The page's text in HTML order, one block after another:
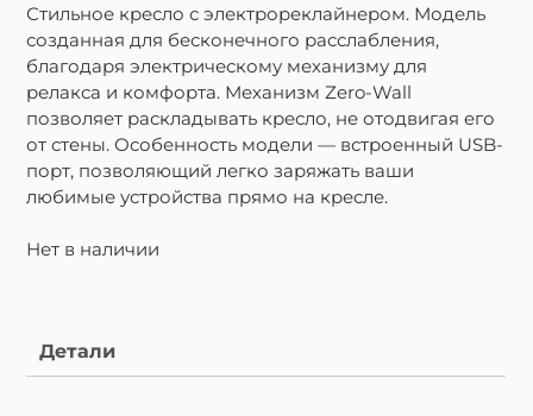
Стильное кресло с электрореклайнером. Модель
созданная для бесконечного расслабления,
благодаря электрическому механизму для
релакса и комфорта. Механизм Zero-Wall
позволяет раскладывать кресло, не отодвигая его
от стены. Особенность модели — встроенный USB-
порт, позволяющий легко заряжать ваши
любимые устройства прямо на кресле.
Нет в наличии
Детали